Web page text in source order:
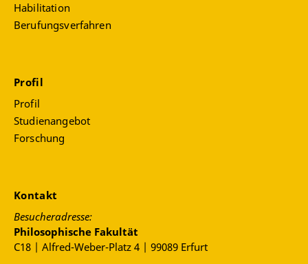
Habilitation
Berufungsverfahren
Profil
Profil
Studienangebot
Forschung
Kontakt
Besucheradresse:
Philosophische Fakultät
C18 | Alfred-Weber-Platz 4 | 99089 Erfurt